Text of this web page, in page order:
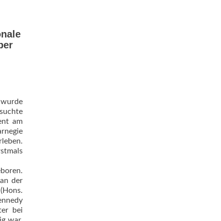
am
der
bei